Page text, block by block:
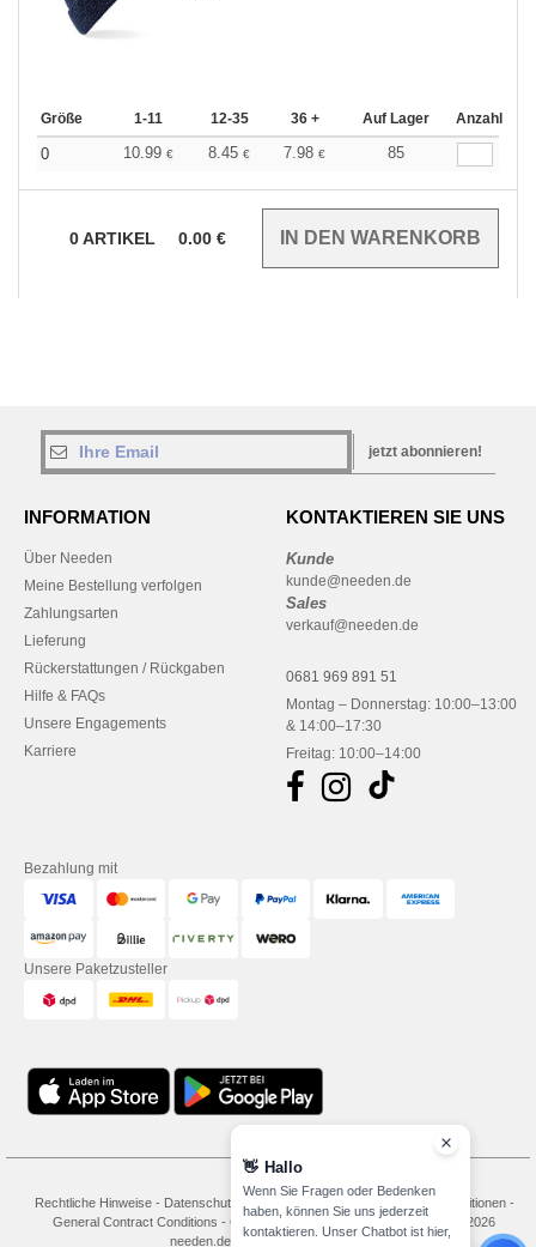
Größe 1-11 12-35 36 + Auf Lager Anzahl
0 10.99 € 8.45 € 7.98 € 85
0ARTIKEL 0.00 €
jetzt abonnieren!
INFORMATION
Über Needen
Meine Bestellung verfolgen
Zahlungsarten
Lieferung
Rückerstattungen / Rückgaben
Hilfe & FAQs
Unsere Engagements
Karriere
KONTAKTIEREN SIE UNS
Kunde
kunde@needen.de
Sales
verkauf@needen.de
0681 969 891 51
Montag – Donnerstag: 10:00–13:00
& 14:00–17:30
Freitag: 10:00–14:00
Bezahlung mit
Unsere Paketzusteller
Rechtliche Hinweise- Datenschutzbestimmungen - Bedingungen und Konditionen-
General Contract Conditions - Cookie-Richtlinie Site Map
Copyright 2026
needen.de - Alle Rechte vorbehalten
👋 Hallo
Wenn Sie Fragen oder Bedenken
haben, können Sie uns jederzeit
kontaktieren. Unser Chatbot ist hier,